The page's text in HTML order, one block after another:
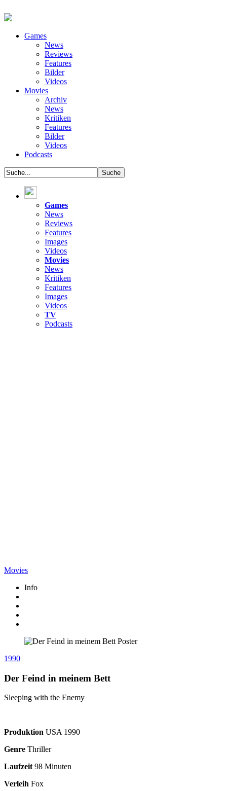
Games
News
Reviews
Features
Bilder
Videos
Movies
Archiv
News
Kritiken
Features
Bilder
Videos
Podcasts
Games
News
Reviews
Features
Images
Videos
Movies
News
Kritiken
Features
Images
Videos
TV
Podcasts
Movies
Info
1990
Der Feind in meinem Bett
Sleeping with the Enemy
Produktion USA 1990
Genre Thriller
Laufzeit98 Minuten
Verleih Fox